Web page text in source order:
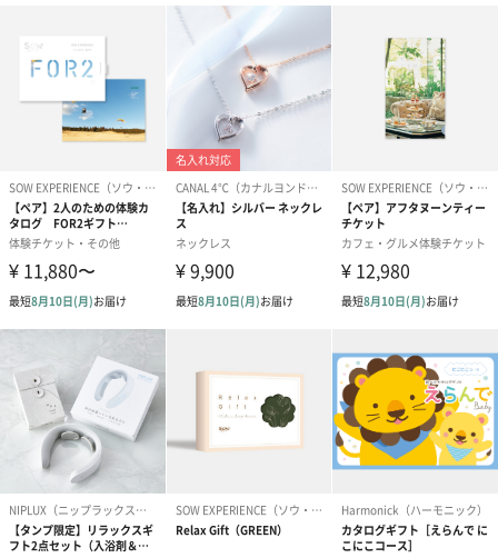
特大【ズワイガニ】足をご自宅用にはもちろん、大切な方への贈
り物にもぜひ。
成分/原材料
カニ
幅・奥行き・
高さ
430mm・300mm・130mm
外装の形状
白い発砲スチロールケース
賞味期限
冷凍3ヵ月
原産国
ロシア
アレルゲン